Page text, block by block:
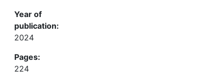
Year of
publication:
2024
Pages:
224